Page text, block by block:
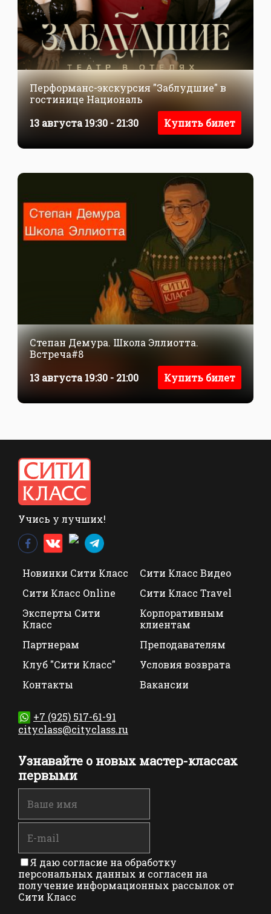
Перформанс-экскурсия "Заблудшие" в
гостинице Националь
13 августа 19:30 - 21:30
Купить билет
Степан Демура. Школа Эллиотта.
Встреча#8
13 августа 19:30 - 21:00
Купить билет
Учись у лучших!
Новинки Сити Класс
Сити Класс Видео
Сити Класс Online
Сити Класс Travel
Эксперты Сити
Класс
Корпоративным
клиентам
Партнерам
Преподавателям
Клуб "Сити Класс"
Условия возврата
Контакты
Вакансии
+7 (925) 517-61-91
cityclass@cityclass.ru
Узнавайте о новых мастер-классах
первыми
Я даю согласие на обработку
персональных данных и согласен на
получение информационных рассылок от
Сити Класс